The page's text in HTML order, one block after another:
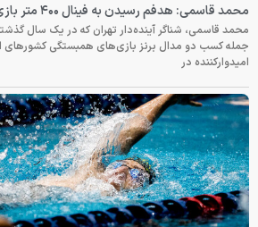
محمد قاسمی: هدفم رسیدن به فینال ۴۰۰ متر بازی‌های آسیایی ناگویاست
محمد قاسمی، شناگر آینده‌دار تهران که در یک سال
جمله کسب دو مدال برنز بازی‌های همبستگی کشورهای
امیدوارکننده در